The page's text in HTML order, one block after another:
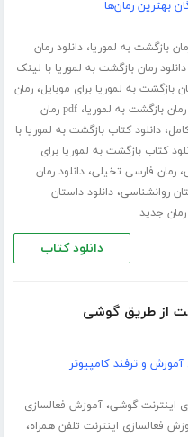
بهترین رمان‌ها
بازگشت به لموریا،دانلود رمان
دانلود رمان بازگشت به لموریا با لینک
بازگشت به لموریا برای موبایل،رمان
رمان بازگشت به لموریا،
pdf رمان
،دانلود کتاب بازگشت به لموریا با
کتاب بازگشت به لموریا برای
،رمان فارسی تخیلی،دانلود رمان
روانشناسی،دانلود داستان
رمان جدید
دانلود کتاب
از طریق گوشی
و ترفند کامپیوتر
اینترنت گوشی،آموزش فعالسازی
فعالسازی اینترنت تلفن همراه،